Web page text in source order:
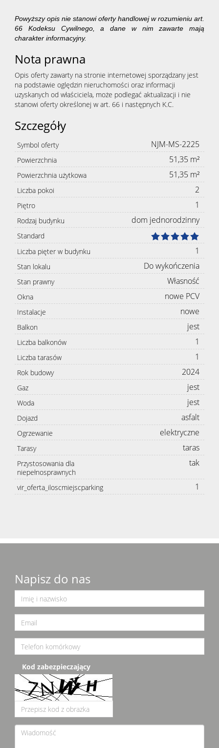
Powyższy opis nie stanowi oferty handlowej w rozumieniu art.
66 Kodeksu Cywilnego, a dane w nim zawarte mają
charakter informacyjny.
Nota prawna
Opis oferty zawarty na stronie internetowej sporządzany jest
na podstawie oględzin nieruchomości oraz informacji
uzyskanych od właściciela, może podlegać aktualizacji i nie
stanowi oferty określonej w art. 66 i następnych K.C.
Szczegóły
Symbol oferty NJM-MS-2225
Powierzchnia 51,35 m²
Powierzchnia użytkowa 51,35 m²
Liczba pokoi 2
Piętro 1
Rodzaj budynku dom jednorodzinny
Standard
Liczba pięter w budynku
1
Stan lokalu Do wykończenia
Stan prawny Własność
Okna nowe PCV
Instalacje nowe
Balkon jest
Liczba balkonów 1
Liczba tarasów 1
Rok budowy 2024
Gaz jest
Woda jest
Dojazd asfalt
Ogrzewanie elektryczne
Tarasy taras
Przystosowania dla
niepełnosprawnych
tak
vir_oferta_iloscmiejscparking 1
Napisz do nas
Kod zabezpieczający